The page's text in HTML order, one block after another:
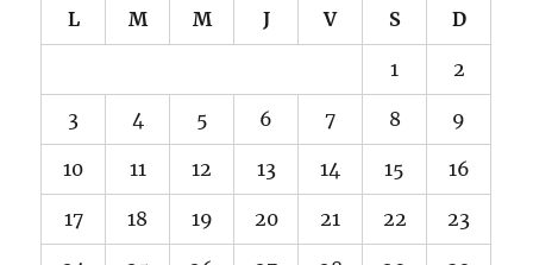
L M M J V S D
1 2
3 4 5 6 7 8 9
10 11 12 13 14 15 16
17 18 19 20 21 22 23